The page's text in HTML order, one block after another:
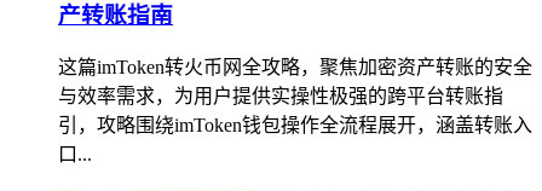
产转账指南
这篇imToken转火币网全攻略，聚焦加密资产转账的安全
与效率需求，为用户提供实操性极强的跨平台转账指
引，攻略围绕imToken钱包操作全流程展开，涵盖转账入
口...